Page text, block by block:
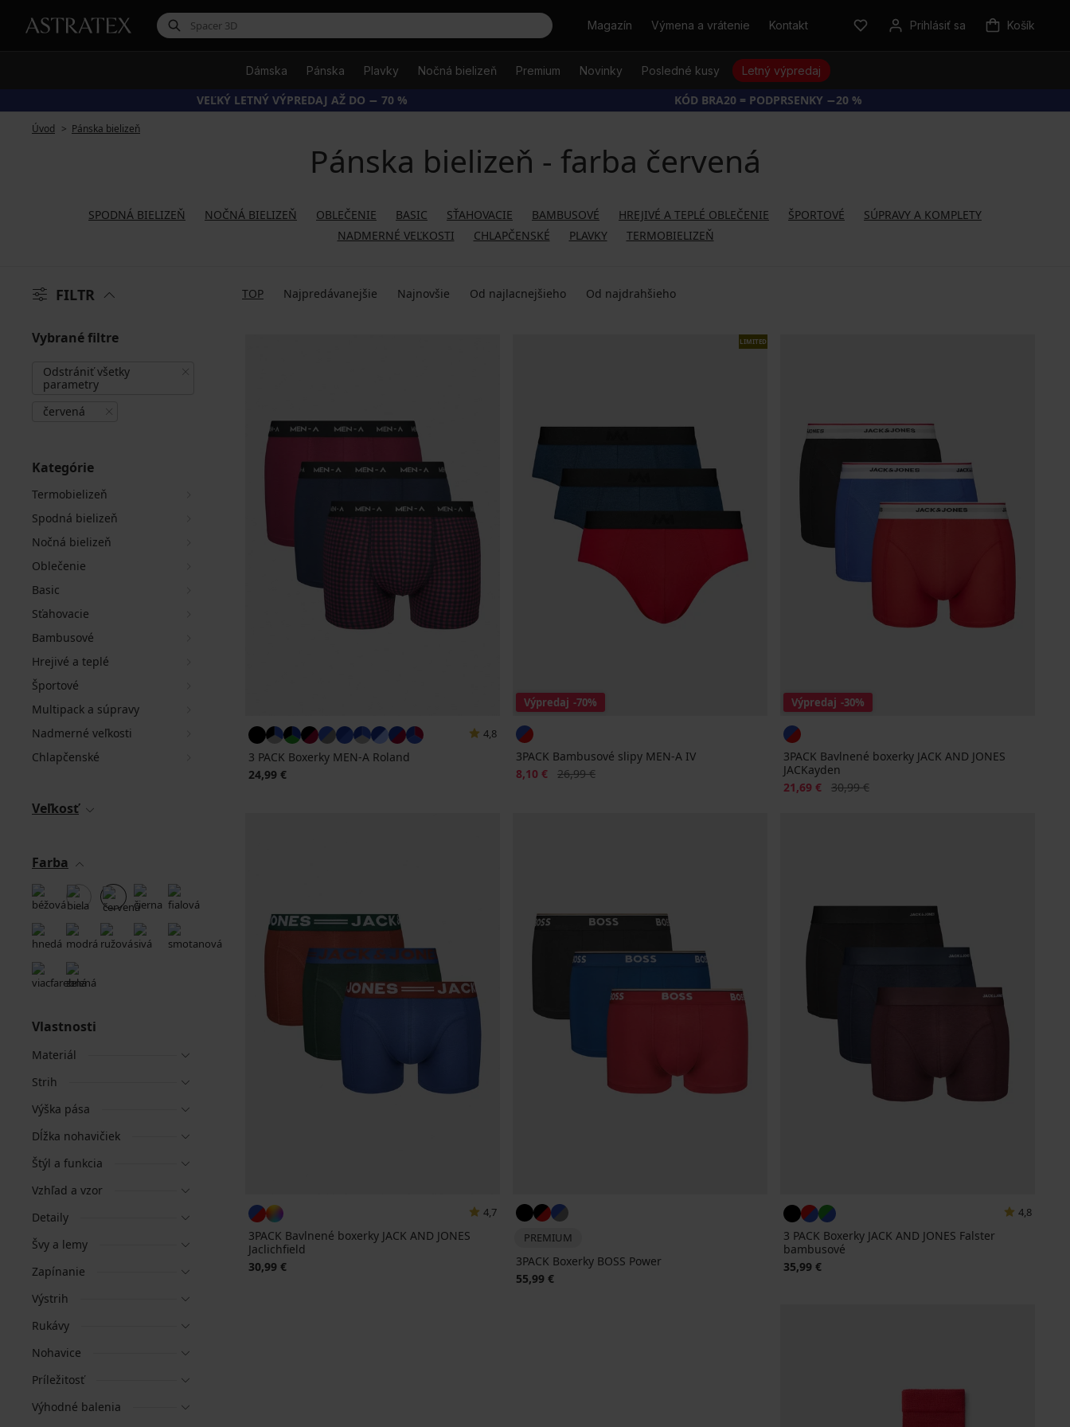
HľadaťMagazín Výmena a vrátenie Kontakt Prihlásiť sa Košík
Dámska Pánska Plavky Nočná bielizeň Premium Novinky Posledné kusy Letný výpredaj
VEĽKÝ LETNÝ VÝPREDAJ AŽ DO − 70 % KÓD BRA20 = PODPRSENKY −20 %
Úvod Pánska bielizeň
Pánska bielizeň - farba červená
SPODNÁ BIELIZEŇ NOČNÁ BIELIZEŇ OBLEČENIE BASIC SŤAHOVACIE BAMBUSOVÉ HREJIVÉ A TEPLÉ OBLEČENIE ŠPORTOVÉ
SÚPRAVY A KOMPLETY
NADMERNÉ VEĽKOSTI
CHLAPČENSKÉ PLAVKY TERMOBIELIZEŇ
FILTR TOP Najpredávanejšie Najnovšie Od najlacnejšieho Od najdrahšieho
Vybrané filtre
Odstrániť všetky
parametry
červená
Kategórie
Termobielizeň
Spodná bielizeň
Nočná bielizeň
Oblečenie
Basic
Sťahovacie
Bambusové
Hrejivé a teplé
Športové
Multipack a súpravy
Nadmerné veľkosti
Chlapčenské
Veľkosť
Farba
Vlastnosti
Materiál
Strih
Výška pása
Dĺžka nohavičiek
Štýl a funkcia
Vzhľad a vzor
Detaily
Švy a lemy
Zapínanie
Výstrih
Rukávy
Nohavice
Príležitosť
Výhodné balenia
4,8
3 PACK Boxerky MEN-A Roland
24,99 €
LIMITED
Výpredaj -70%
3PACK Bambusové slipy MEN-A IV
Zľava
8,10 € Pôvodná cena
26,99 €
Výpredaj -30%
3PACK Bavlnené boxerky JACK AND JONES
JACKayden
Zľava
21,69 € Pôvodná cena
30,99 €
4,7
3PACK Bavlnené boxerky JACK AND JONES
Jaclichfield
30,99 €
PREMIUM
3PACK Boxerky BOSS Power
55,99 €
4,8
3 PACK Boxerky JACK AND JONES Falster
bambusové
35,99 €